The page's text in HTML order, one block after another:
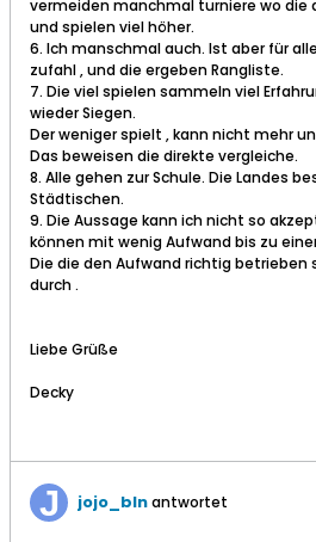
vermeiden manchmal turniere wo die
und spielen viel höher.
6. Ich manschmal auch. Ist aber für
zufahl , und die ergeben Rangliste.
7. Die viel spielen sammeln viel
wieder Siegen.
Der weniger spielt , kann nicht mehr
Das beweisen die direkte vergleiche.
8. Alle gehen zur Schule. Die Landes
Städtischen.
9. Die Aussage kann ich nicht so
können mit wenig Aufwand bis zu
Die die den Aufwand richtig betrieben
durch .
Liebe Grüße
Decky
jojo_blnantwortet